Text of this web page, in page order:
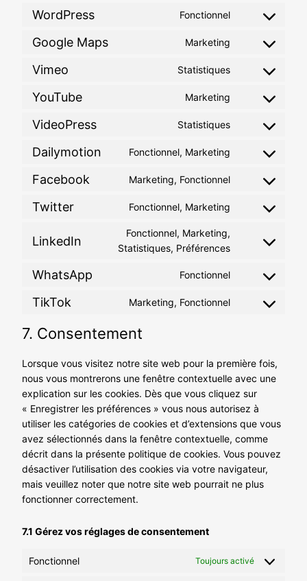
WordPress Fonctionnel
Consent
service
wordpress
Google Maps Marketing
Consent
service
google-
Vimeo Statistiques
Consent
service
vimeo
YouTube Marketing
Consent
service
youtube
VideoPress Statistiques
Consent
service
videopress
Dailymotion Fonctionnel, Marketing
Consent
service
dailymotion
Facebook Marketing, Fonctionnel
Consent
service
Twitter Fonctionnel, Marketing
Consent
service
LinkedIn
Fonctionnel, Marketing,
Statistiques, Préférences
Consent
service
WhatsApp Fonctionnel
Consent
service
TikTok Marketing, Fonctionnel
Consent
7. Consentement
Lorsque vous visitez notre site web pour la première fois,
nous vous montrerons une fenêtre contextuelle avec une
explication sur les cookies. Dès que vous cliquez sur
« Enregistrer les préférences » vous nous autorisez à
utiliser les catégories de cookies et d’extensions que vous
avez sélectionnés dans la fenêtre contextuelle, comme
décrit dans la présente politique de cookies. Vous pouvez
désactiver l’utilisation des cookies via votre navigateur,
mais veuillez noter que notre site web pourrait ne plus
fonctionner correctement.
7.1 Gérez vos réglages de consentement
Fonctionnel Toujours activé